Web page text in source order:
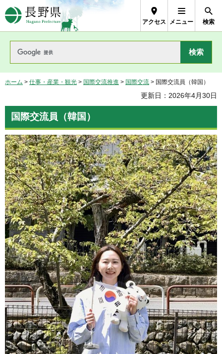
長野県Nagano Prefecture
アクセス メニュー 検索
ホーム > 仕事・産業・観光 > 国際交流推進 > 国際交流 > 国際交流員（韓国）
更新日：2026年4月30日
国際交流員（韓国）